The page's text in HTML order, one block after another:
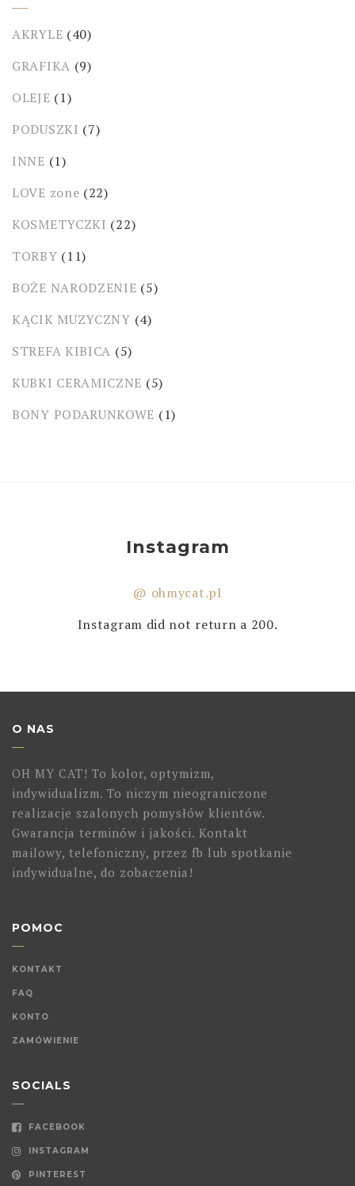
AKRYLE (40)
GRAFIKA (9)
OLEJE (1)
PODUSZKI (7)
INNE (1)
LOVE zone (22)
KOSMETYCZKI (22)
TORBY (11)
BOŻE NARODZENIE (5)
KĄCIK MUZYCZNY (4)
STREFA KIBICA (5)
KUBKI CERAMICZNE (5)
BONY PODARUNKOWE (1)
Instagram
@ ohmycat.pl
Instagram did not return a 200.
O NAS
OH MY CAT! To kolor, optymizm,
indywidualizm. To niczym nieograniczone
realizacje szalonych pomysłów klientów.
Gwarancja terminów i jakości. Kontakt
mailowy, telefoniczny, przez fb lub spotkanie
indywidualne, do zobaczenia!
POMOC
KONTAKT
FAQ
KONTO
ZAMÓWIENIE
SOCIALS
FACEBOOK
INSTAGRAM
PINTEREST